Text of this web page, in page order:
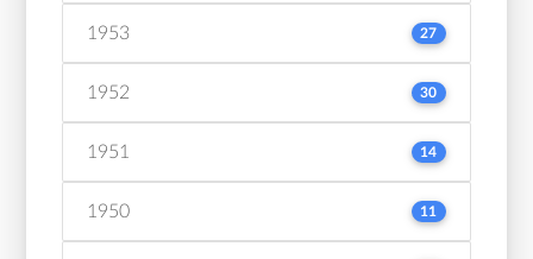
1953 27
1952 30
1951 14
1950 11